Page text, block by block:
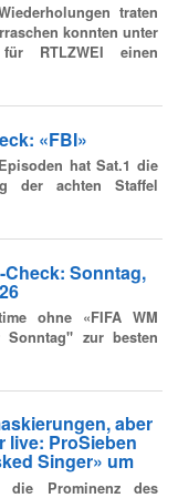
traten
konnten unter
RTLZWEI einen
«FBI»
hat Sat.1 die
der achten Staffel
Check: Sonntag,
ohne «FIFA WM
zur besten
aber
live: ProSieben
Singer» um
die Prominenz des